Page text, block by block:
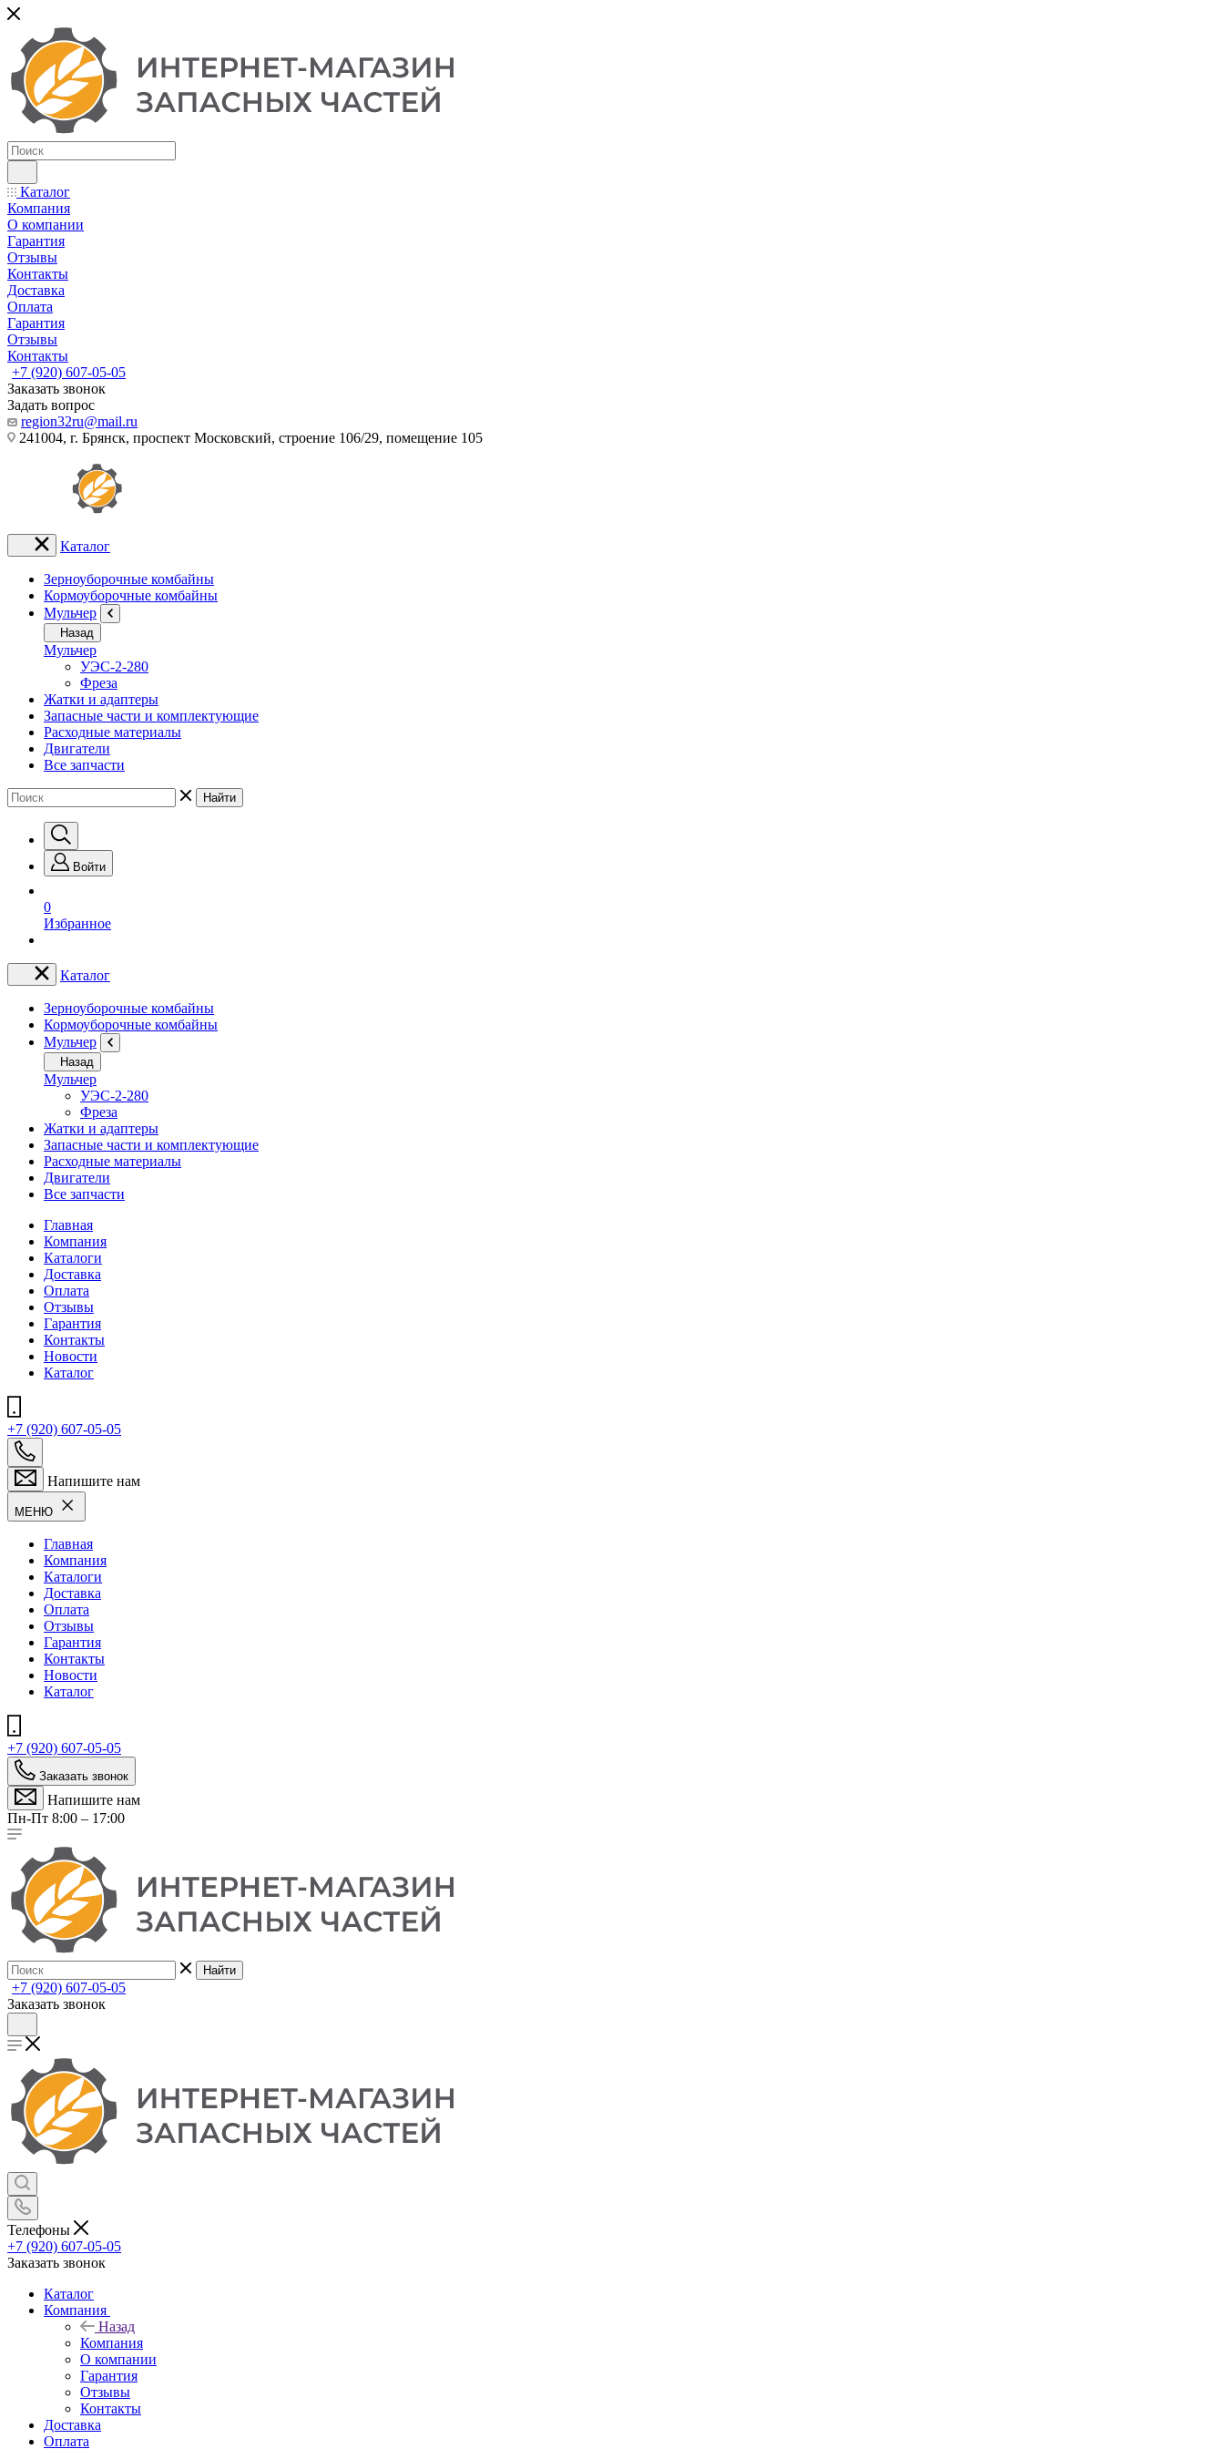
Каталог
Компания
О компании
Гарантия
Отзывы
Контакты
Доставка
Оплата
Гарантия
Отзывы
Контакты
+7 (920) 607-05-05
Заказать звонок
Задать вопрос
region32ru@mail.ru
241004, г. Брянск, проспект Московский, строение 106/29, помещение 105
Каталог
Зерноуборочные комбайны
Кормоуборочные комбайны
Мульчер
Назад
Мульчер
УЭС-2-280
Фреза
Жатки и адаптеры
Запасные части и комплектующие
Расходные материалы
Двигатели
Все запчасти
Найти
Войти
0
Избранное
Каталог
Зерноуборочные комбайны
Кормоуборочные комбайны
Мульчер
Назад
Мульчер
УЭС-2-280
Фреза
Жатки и адаптеры
Запасные части и комплектующие
Расходные материалы
Двигатели
Все запчасти
Главная
Компания
Каталоги
Доставка
Оплата
Отзывы
Гарантия
Контакты
Новости
Каталог
+7 (920) 607-05-05
Напишите нам
МЕНЮ
Главная
Компания
Каталоги
Доставка
Оплата
Отзывы
Гарантия
Контакты
Новости
Каталог
+7 (920) 607-05-05
Заказать звонок
Напишите нам
Пн-Пт 8:00 – 17:00
Найти
+7 (920) 607-05-05
Заказать звонок
Телефоны
+7 (920) 607-05-05
Заказать звонок
Каталог
Компания
Назад
Компания
О компании
Гарантия
Отзывы
Контакты
Доставка
Оплата